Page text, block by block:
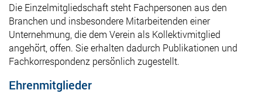
Die Einzelmitgliedschaft steht Fachpersonen aus den
Branchen und insbesondere Mitarbeitenden einer
Unternehmung die dem Verein als Kollektivmitglied
angehört offen. Sie erhalten dadurch Publikationen und
Fachkorrespondenz persönlich zugestellt.
Ehrenmitglieder